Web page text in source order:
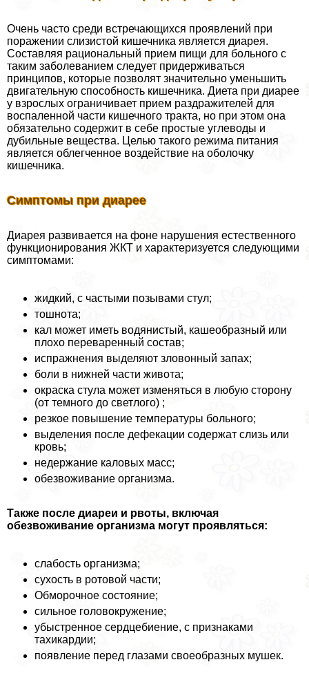
Очень часто среди встречающихся проявлений при
поражении слизистой кишечника является диарея.
Составляя рациональный прием пищи для больного с
таким заболеванием следует придерживаться
принципов, которые позволят значительно уменьшить
двигательную способность кишечника. Диета при диарее
у взрослых ограничивает прием раздражителей для
воспаленной части кишечного тpaкта, но при этом она
обязательно содержит в себе простые углеводы и
дубильные вещества. Целью такого режима питания
является облегченное воздействие на оболочку
кишечника.
Симптомы при диарее
Диарея развивается на фоне нарушения естественного
функционирования ЖКТ и хаpaктеризуется следующими
симптомами:
жидкий, с частыми позывами стул;
тошнота;
кал может иметь водянистый, кашеобразный или
плохо переваренный состав;
испpaжнeния выделяют зловонный запах;
боли в нижней части живота;
окраска стула может изменяться в любую сторону
(от темного до светлого) ;
резкое повышение температуры больного;
выделения после дефекации содержат слизь или
кровь;
недержание каловых масс;
обезвоживание организма.
Также после диареи и рвоты, включая
обезвоживание организма могут проявляться:
слабость организма;
сухость в ротовой части;
Обморочное состояние;
сильное головокружение;
убыстренное сердцебиение, с признаками
тахикардии;
появление перед глазами своеобразных мушек.